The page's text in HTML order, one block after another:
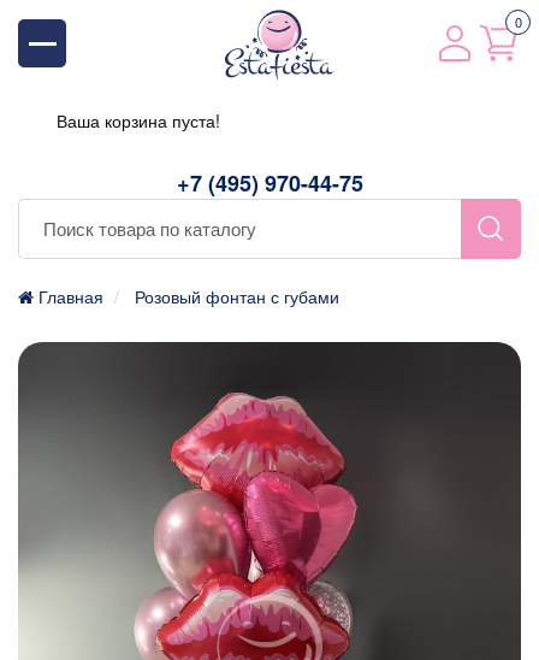
+7 (495) 970-44-75
0
Ваша корзина пуста!
Главная Розовый фонтан с губами